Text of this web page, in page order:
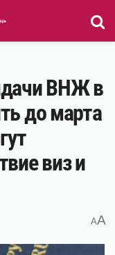
ВНЖ в
до марта
виз и
AA